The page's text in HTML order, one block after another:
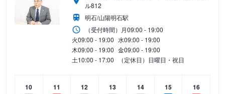
ル812
明石/山陽明石駅
（受付時間） 月09:00 - 19:00
火09:00 - 19:00 水09:00 - 19:00
木09:00 - 19:00 金09:00 - 19:00
土10:00 - 17:00 （定休日）日曜日・祝日
10
11
12
13
14
15
16